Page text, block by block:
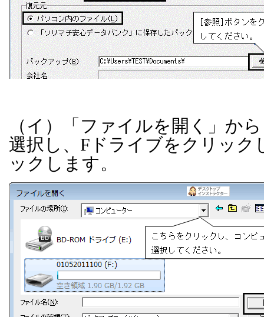
（イ）「ファイルを開く」か
選択し、 F ドライブをクリック
ックします。